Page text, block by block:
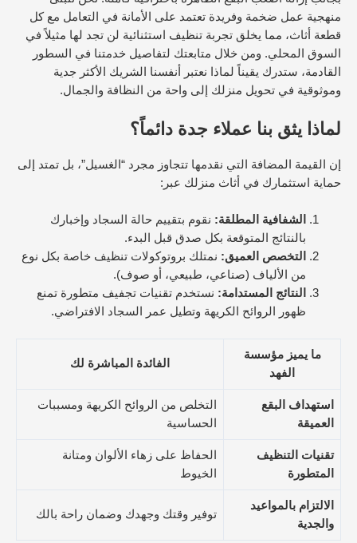
منهجية عمل ضخمة وفريدة تعتمد على الأمانة في التعامل مع كل
قطعة أثاث، مما يخلق تجربة تنظيف استثنائية لن تجد لها مثيلاً في
السوق المحلي. ومن خلال متابعتك لتفاصيل خدمتنا في السطور
القادمة، ستدرك يقيناً لماذا نعتبر أنفسنا الشريك الأكثر جدية
وموثوقية في تحويل منزلك إلى واحة من النظافة والجمال.
لماذا يثق بنا عملاء جدة دائماً؟
إن القيمة المضافة التي نقدمها تتجاوز مجرد “الغسيل”، بل تمتد إلى
حماية استثمارك في أثاث منزلك عبر:
الشفافية المطلقة: نقوم بتقييم حالة السجاد وإخبارك
بالنتائج المتوقعة بكل صدق قبل البدء.
التخصص العميق: نمتلك بروتوكولات تنظيف خاصة بكل نوع
من الألياف (صناعي، طبيعي، أو صوف).
النتائج المستدامة: نستخدم تقنيات تجفيف متطورة تمنع
ظهور الروائح الكريهة وتطيل عمر السجاد الافتراضي.
ما يميز مؤسسة
الفهد
الفائدة المباشرة لك
استهداف البقع
العميقة
التخلص من الروائح الكريهة ومسببات
الحساسية
تقنيات التنظيف
المتطورة
الحفاظ على زهاء الألوان ومتانة
الخيوط
الالتزام بالمواعيد
والجدية
توفير وقتك وجهدك وضمان راحة بالك